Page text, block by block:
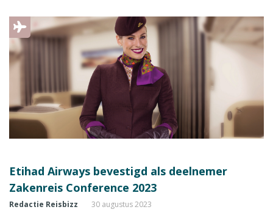
in de zakelijke reismarkt. Namens de luchtvaartmaatschappij
verzorgen Bas Gerressen (directeur KLM Nederland) en Jolanda
Stevens (Programmamanager Zero Emission Aviation) de
workshop.
Etihad Airways bevestigd als deelnemer
Zakenreis Conference 2023
Redactie Reisbizz 30 augustus 2023